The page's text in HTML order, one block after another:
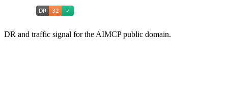
DR and traffic signal for the AIMCP public domain.